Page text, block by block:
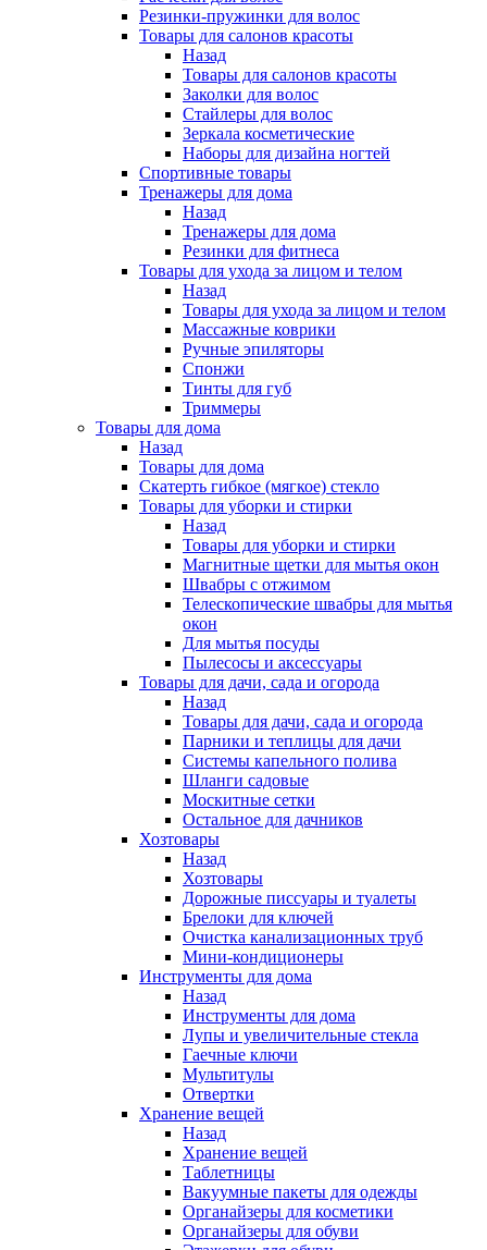
Резинки-пружинки для волос
Товары для салонов красоты
Назад
Товары для салонов красоты
Заколки для волос
Стайлеры для волос
Зеркала косметические
Наборы для дизайна ногтей
Спортивные товары
Тренажеры для дома
Назад
Тренажеры для дома
Резинки для фитнеса
Товары для ухода за лицом и телом
Назад
Товары для ухода за лицом и телом
Массажные коврики
Ручные эпиляторы
Спонжи
Тинты для губ
Триммеры
Товары для дома
Назад
Товары для дома
Скатерть гибкое (мягкое) стекло
Товары для уборки и стирки
Назад
Товары для уборки и стирки
Магнитные щетки для мытья окон
Швабры с отжимом
Телескопические швабры для мытья
окон
Для мытья посуды
Пылесосы и аксессуары
Товары для дачи, сада и огорода
Назад
Товары для дачи, сада и огорода
Парники и теплицы для дачи
Системы капельного полива
Шланги садовые
Москитные сетки
Остальное для дачников
Хозтовары
Назад
Хозтовары
Дорожные писсуары и туалеты
Брелоки для ключей
Очистка канализационных труб
Мини-кондиционеры
Инструменты для дома
Назад
Инструменты для дома
Лупы и увеличительные стекла
Гаечные ключи
Мультитулы
Отвертки
Хранение вещей
Назад
Хранение вещей
Таблетницы
Вакуумные пакеты для одежды
Органайзеры для косметики
Органайзеры для обуви